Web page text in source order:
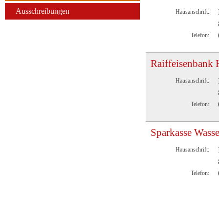
Ausschreibungen Hausanschrift:
Telefon:
Raiffeisenbank
Hausanschrift:
Telefon:
Sparkasse
Hausanschrift:
Telefon: